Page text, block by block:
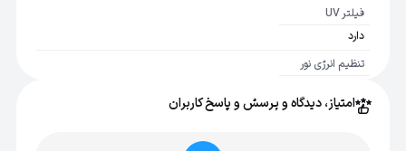
فیلتر UV
دارد
تنظیم انرژی نور
عمر لامپ
امتیاز، دیدگاه و پرسش و پاسخ کاربران